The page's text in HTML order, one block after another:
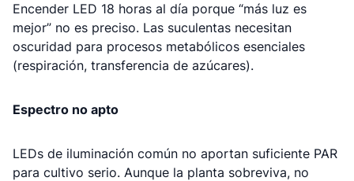
Encender LED 18 horas al día porque “más luz es
mejor” no es preciso. Las suculentas necesitan
oscuridad para procesos metabólicos esenciales
(respiración, transferencia de azúcares).
Espectro no apto
LEDs de iluminación común no aportan suficiente PAR
para cultivo serio. Aunque la planta sobreviva, no